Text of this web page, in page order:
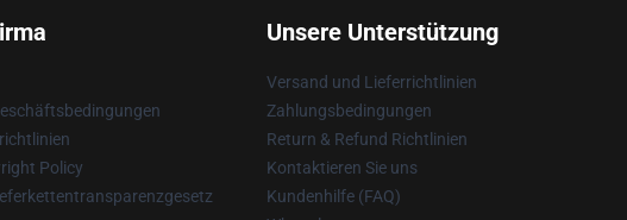
Policy
Unsere Unterstützung
Versand und Lieferrichtlinien
Zahlungsbedingungen
Return & Refund Richtlinien
Kontaktieren Sie uns
Kundenhilfe (FAQ)